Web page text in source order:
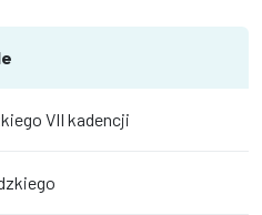
VII kadencji